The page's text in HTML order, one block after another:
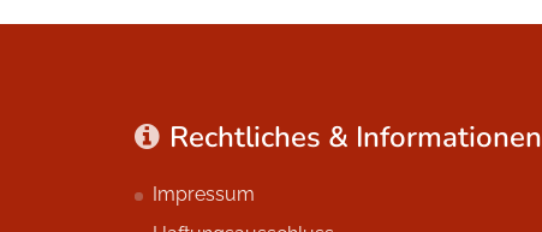
Rechtliches & Informationen
Impressum